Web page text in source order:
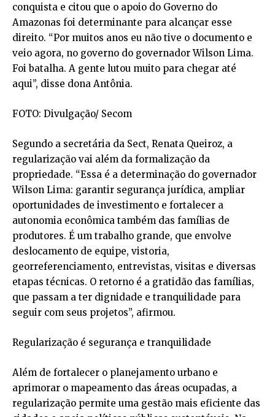
conquista e citou que o apoio do Governo do
Amazonas foi determinante para alcançar esse
direito. “Por muitos anos eu não tive o documento e
veio agora, no governo do governador Wilson Lima.
Foi batalha. A gente lutou muito para chegar até
aqui”, disse dona Antônia.
FOTO: Divulgação/ Secom
Segundo a secretária da Sect, Renata Queiroz, a
regularização vai além da formalização da
propriedade. “Essa é a determinação do governador
Wilson Lima: garantir segurança jurídica, ampliar
oportunidades de investimento e fortalecer a
autonomia econômica também das famílias de
produtores. É um trabalho grande, que envolve
deslocamento de equipe, vistoria,
georreferenciamento, entrevistas, visitas e diversas
etapas técnicas. O retorno é a gratidão das famílias,
que passam a ter dignidade e tranquilidade para
seguir com seus projetos”, afirmou.
Regularização é segurança e tranquilidade
Além de fortalecer o planejamento urbano e
aprimorar o mapeamento das áreas ocupadas, a
regularização permite uma gestão mais eficiente das